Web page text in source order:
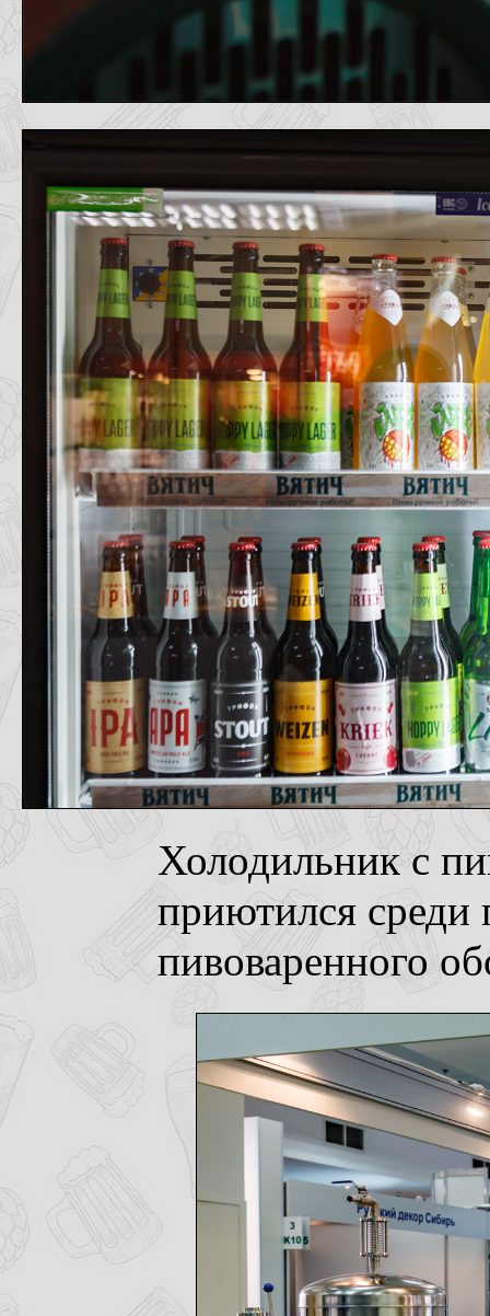
Холодильник с
приютился среди
пивоваренного